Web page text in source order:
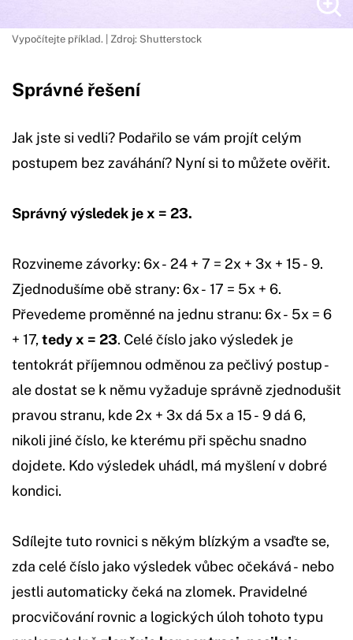
Vypočítejte příklad. | Zdroj: Shutterstock
Správné řešení
Jak jste si vedli? Podařilo se vám projít celým
postupem bez zaváhání? Nyní si to můžete ověřit.
Správný výsledek je x = 23.
Rozvineme závorky: 6x - 24 + 7 = 2x + 3x + 15 - 9.
Zjednodušíme obě strany: 6x - 17 = 5x + 6.
Převedeme proměnné na jednu stranu: 6x - 5x = 6
+ 17,tedy x = 23. Celé číslo jako výsledek je
tentokrát příjemnou odměnou za pečlivý postup -
ale dostat se k němu vyžaduje správně zjednodušit
pravou stranu, kde 2x + 3x dá 5x a 15 - 9 dá 6,
nikoli jiné číslo, ke kterému při spěchu snadno
dojdete. Kdo výsledek uhádl, má myšlení v dobré
kondici.
Sdílejte tuto rovnici s někým blízkým a vsaďte se,
zda celé číslo jako výsledek vůbec očekává - nebo
jestli automaticky čeká na zlomek. Pravidelné
procvičování rovnic a logických úloh tohoto typu